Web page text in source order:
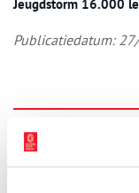
Jeugdstorm 16.000
Publicatiedatum:
Ontvang de
Wilt u op de hoogte